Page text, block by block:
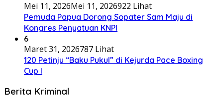
Mei 11, 2026Mei 11, 2026922 Lihat
Pemuda Papua Dorong Sopater Sam Maju di
Kongres Penyatuan KNPI
6
Maret 31, 2026787 Lihat
120 Petinju “Baku Pukul” di Kejurda Pace Boxing
Cup I
Berita Kriminal